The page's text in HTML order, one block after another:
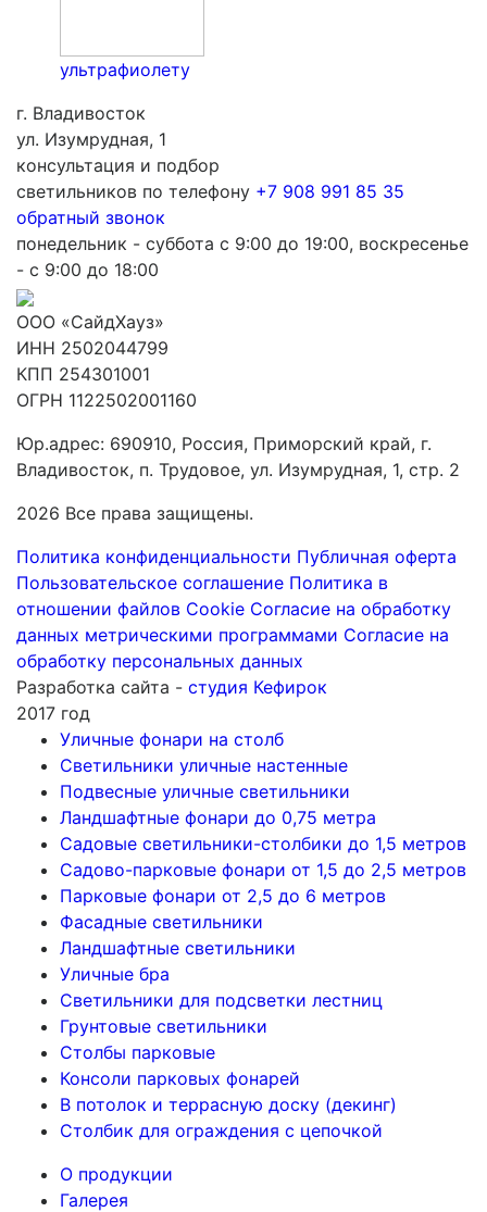
ультрафиолету
г. Владивосток
ул. Изумрудная, 1
консультация и подбор
светильников по телефону +7 908 991 85 35
обратный звонок
понедельник - суббота с 9:00 до 19:00, воскресенье
- с 9:00 до 18:00
ООО «СайдХауз»
ИНН 2502044799
КПП 254301001
ОГРН 1122502001160
Юр.адрес: 690910, Россия, Приморский край, г.
Владивосток, п. Трудовое, ул. Изумрудная, 1, стр. 2
2026 Все права защищены.
Политика конфиденциальности Публичная оферта
Пользовательское соглашение Политика в
отношении файлов Cookie Согласие на обработку
данных метрическими программами Согласие на
обработку персональных данных
Разработка сайта - студия Кефирок
2017 год
Уличные фонари на столб
Светильники уличные настенные
Подвесные уличные светильники
Ландшафтные фонари до 0,75 метра
Садовые светильники-столбики до 1,5 метров
Садово-парковые фонари от 1,5 до 2,5 метров
Парковые фонари от 2,5 до 6 метров
Фасадные светильники
Ландшафтные светильники
Уличные бра
Светильники для подсветки лестниц
Грунтовые светильники
Столбы парковые
Консоли парковых фонарей
В потолок и террасную доску (декинг)
Столбик для ограждения с цепочкой
О продукции
Галерея